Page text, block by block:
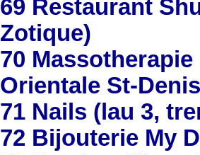
69 Restaurant
Zotique)
70
Orientale St-
71 Nails (lau 3,
72 Bijouterie My